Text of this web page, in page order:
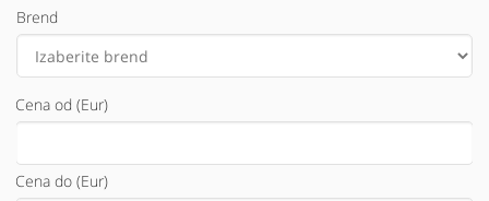
Brend
Cena od (Eur)
Cena do (Eur)